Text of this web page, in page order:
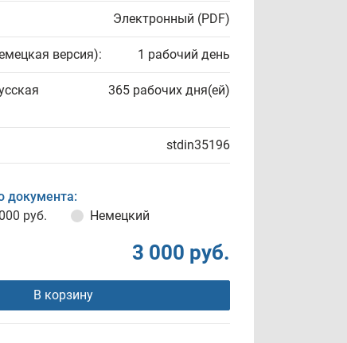
Электронный (PDF)
версия): 1 рабочий день
365 рабочих дня(ей)
stdin35196
документа:
руб. Немецкий
3 000 руб.
В корзину